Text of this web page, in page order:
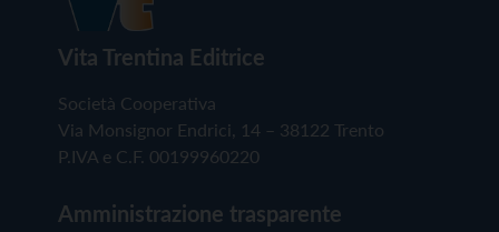
Vita Trentina Editrice
Società Cooperativa
Via Monsignor Endrici, 14 – 38122 Trento
P.IVA e C.F. 00199960220
Amministrazione trasparente